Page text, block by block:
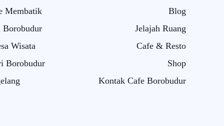
Membatik
Borobudur
Wisata
Borobudur
Blog
Jelajah Ruang
Cafe & Resto
Shop
Kontak Cafe Borobudur